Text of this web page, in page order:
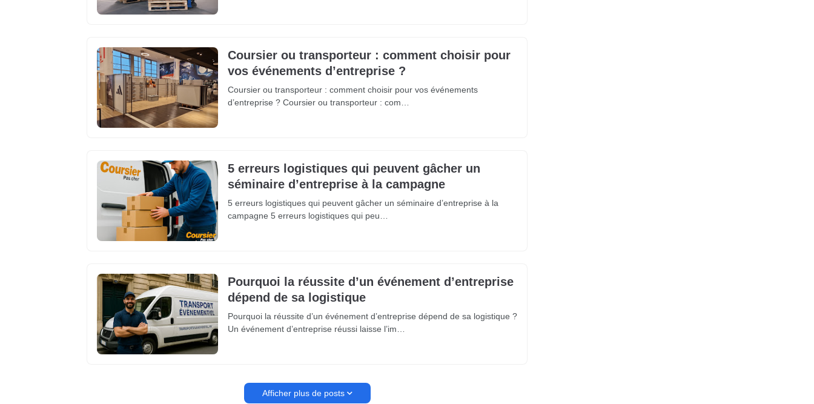
Coursier ou transporteur : comment choisir pour
vos événements d’entreprise ?
Coursier ou transporteur : comment choisir pour vos événements
d’entreprise ? Coursier ou transporteur : com…
5 erreurs logistiques qui peuvent gâcher un
séminaire d’entreprise à la campagne
5 erreurs logistiques qui peuvent gâcher un séminaire d’entreprise à la
campagne 5 erreurs logistiques qui peu…
Pourquoi la réussite d’un événement d’entreprise
dépend de sa logistique
Pourquoi la réussite d’un événement d’entreprise dépend de sa logistique ?
Un événement d’entreprise réussi laisse l’im…
Afficher plus de posts